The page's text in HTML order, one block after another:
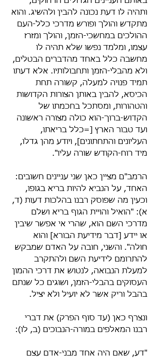
ותהיה לו דעת נכונה להבין ולהשיג. והוא
מתקדש והולך ופורש מדרכי כלל-העם
ההולכים במחשכי-הזמן, והולך ומזרז
עצמו, ומלמד נפשו שלא תהיה לו
מחשבה כלל באחד מהדברים הבטלים,
ולא מהבלי-הזמן ותחבולותיו. אלא דעתו
תמיד פנויה למעלה, קשורה תחת
הכיסא, להבין באותן הצורות הקדושות
והטהורות, ומסתכל בחכמתו של
הקדוש-ברוך-הוא כולה מצורה ראשונה
ועד טבור הארץ [=כלל בריאתו,
העליונים והתחתונים], ויודע מהן גדלו,
מיד רוח-הקודש שורה עליו".
הרמב"ם מציין כאן שני עניינים חשובים:
האחד, על הנביא להיות בריא בגופו,
וכעין מה שפוסק רבנו בהלכות דעות (ד,
א): "הואיל והויית הגוף בריא ושלם
מדרכי השם הוא, שהרי אי אפשר שיבין
או יידע [דבר מידיעת הבורא] והוא
חולה". והשני, חובה על האדם שמבקש
להתרומם לידיעת השם ולהתקרב
למעלת הנבואה, לנטוש את דרכי ההמון
העסוקים בהבלי-הזמן, ושוגים כל שנתם
בהבל וריק אשר לא יועיל ולא יציל.
ונצרף כאן (עד סוף הפרק) את דברי
רבנו המאלפים במורה-הנבוכים (ב, לו):
"דע, שאם היה אחד מבני-אדם עצם